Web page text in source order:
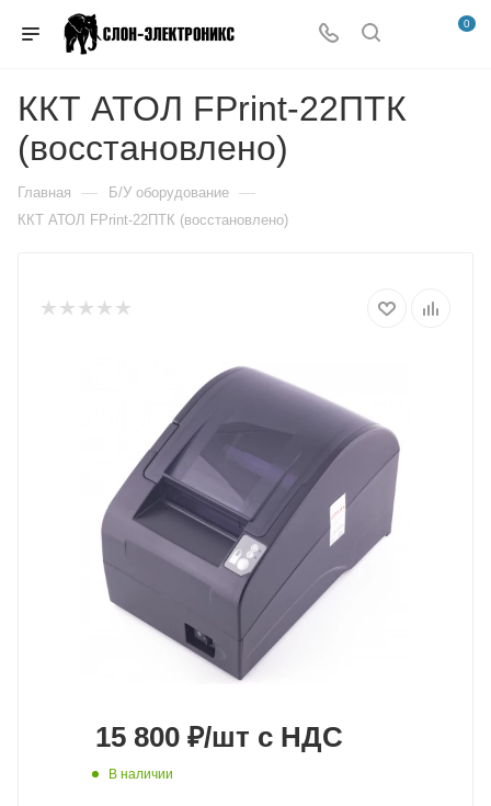
0
ККТ АТОЛ FPrint-22ПТК
(восстановлено)
Главная — Б/У оборудование —
ККТ АТОЛ FPrint-22ПТК (восстановлено)
15 800 ₽/шт с НДС
В наличии